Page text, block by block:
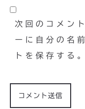
次回のコメン
ーに自分の名
トを保存する。